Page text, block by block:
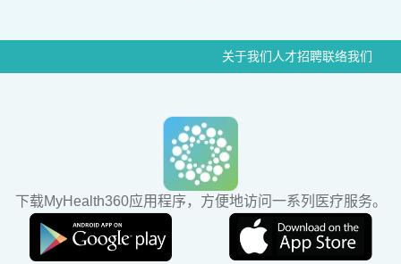
关于我们人才招聘联络我们
下载MyHealth360应用程序，方便地访问一系列医疗服务。